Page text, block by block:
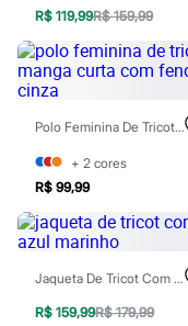
Moda praia
Biquínis e Maiôs
Blusas de proteção
Sungas
Personagens
Disney
Hello Kitty
Homem Aranha
Minecraft
Naruto
Patrulha Canina
Sonic
Stitch
Beleza
Kits
R$ 119,99R$ 159,99
Polo Feminina De Tricot Manga Curta Com Fendas Cinza
+ 2 cores
R$ 99,99
Jaqueta De Tricot Com Zíper Azul Marinho
R$ 159,99R$ 179,99